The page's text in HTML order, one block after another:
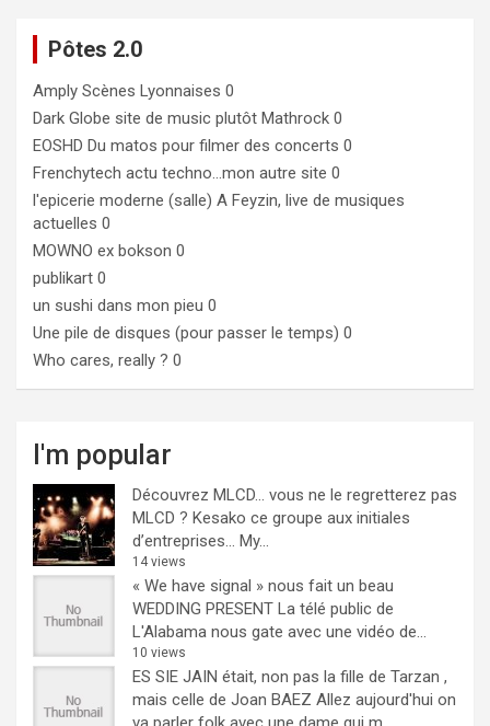
Pôtes 2.0
Amply Scènes Lyonnaises 0
Dark Globe site de music plutôt Mathrock 0
EOSHD Du matos pour filmer des concerts 0
Frenchytech actu techno…mon autre site 0
l'epicerie moderne (salle) A Feyzin, live de musiques
actuelles 0
MOWNO ex bokson 0
publikart 0
un sushi dans mon pieu 0
Une pile de disques (pour passer le temps) 0
Who cares, really ? 0
I'm popular
Découvrez MLCD… vous ne le regretterez pas
MLCD ? Kesako ce groupe aux initiales
d’entreprises… My...
14 views
« We have signal » nous fait un beau
WEDDING PRESENT La télé public de
L'Alabama nous gate avec une vidéo de...
10 views
ES SIE JAIN était, non pas la fille de Tarzan ,
mais celle de Joan BAEZ Allez aujourd'hui on